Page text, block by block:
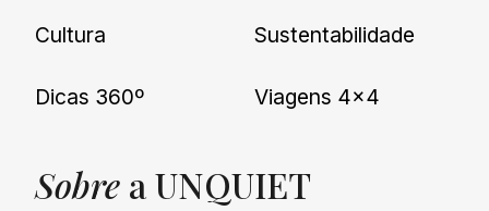
Cultura
Dicas 360º
Sustentabilidade
Viagens 4×4
Sobre a UNQUIET